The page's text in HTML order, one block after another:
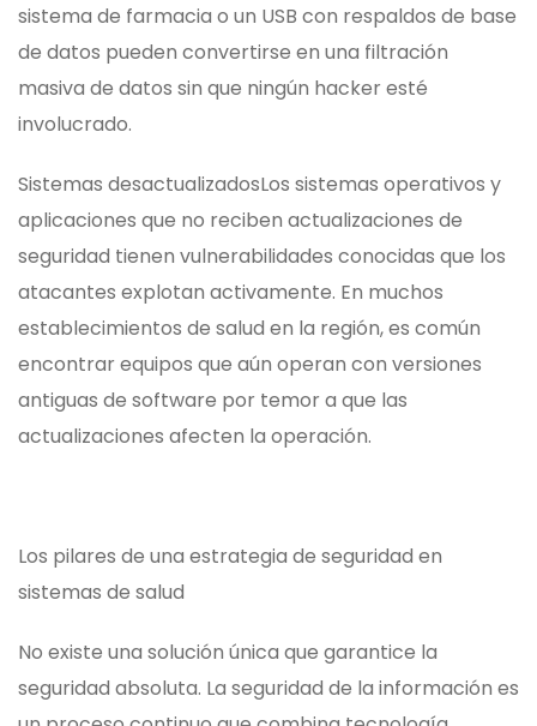
sistema de farmacia o un USB con respaldos de base
de datos pueden convertirse en una filtración
masiva de datos sin que ningún hacker esté
involucrado.
Sistemas desactualizadosLos sistemas operativos y
aplicaciones que no reciben actualizaciones de
seguridad tienen vulnerabilidades conocidas que los
atacantes explotan activamente. En muchos
establecimientos de salud en la región, es común
encontrar equipos que aún operan con versiones
antiguas de software por temor a que las
actualizaciones afecten la operación.
Los pilares de una estrategia de seguridad en
sistemas de salud
No existe una solución única que garantice la
seguridad absoluta. La seguridad de la información es